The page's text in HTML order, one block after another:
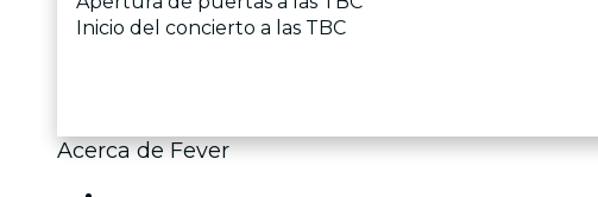
Inicio del concierto a las TBC
Acerca de Fever